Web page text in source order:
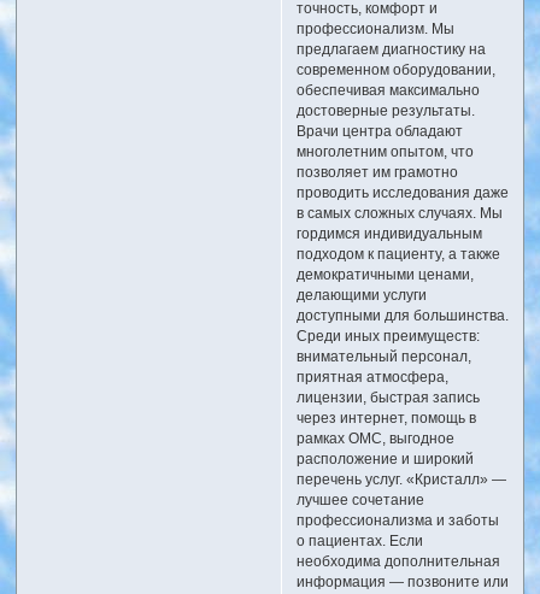
точность, комфорт и
профессионализм. Мы
предлагаем диагностику на
современном оборудовании,
обеспечивая максимально
достоверные результаты.
Врачи центра обладают
многолетним опытом, что
позволяет им грамотно
проводить исследования даже
в самых сложных случаях. Мы
гордимся индивидуальным
подходом к пациенту, а также
демократичными ценами,
делающими услуги
доступными для большинства.
Среди иных преимуществ:
внимательный персонал,
приятная атмосфера,
лицензии, быстрая запись
через интернет, помощь в
рамках ОМС, выгодное
расположение и широкий
перечень услуг. «Кристалл» —
лучшее сочетание
профессионализма и заботы
о пациентах. Если
необходима дополнительная
информация — позвоните или